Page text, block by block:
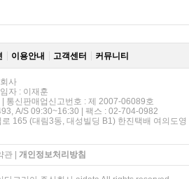
이용안내 고객센터 커뮤니티
사
자 : 이재훈
통신판매업신고번호 : 제 2007-06089호
A/S 09:30~16:30 | 팩스 : 02-704-0982
165 (대림3동, 대성빌딩 B1) 한진택배 여의도영
관| 개인정보처리방침